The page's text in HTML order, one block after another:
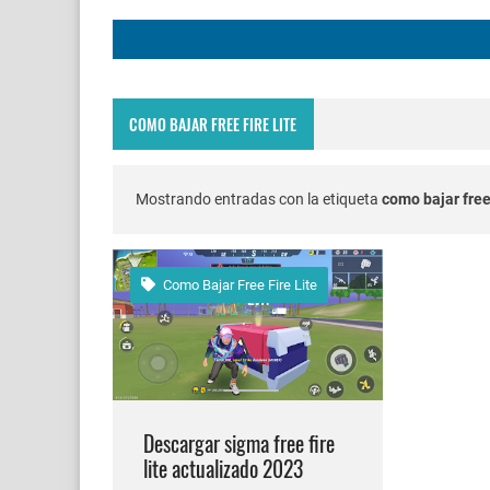
cuando fue mi ultima
Cómo quitar la
Cómo poner Espacio
COMO BAJAR FREE FIRE LITE
Mostrando entradas con la etiqueta como bajar
Como Bajar Free Fire Lite
Descargar sigma free fire
lite actualizado 2023